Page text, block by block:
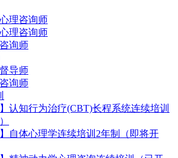
理咨询师
理咨询师
询师
导师
询师
】认知行为治疗(CBT)长程系统连续培训
】自体心理学连续培训2年制（即将开